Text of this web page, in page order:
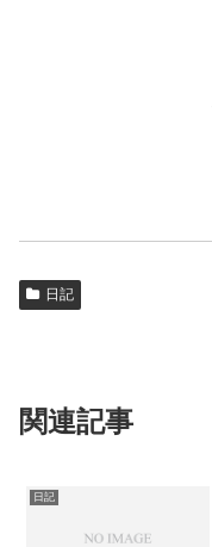
日記
関連記事
日記